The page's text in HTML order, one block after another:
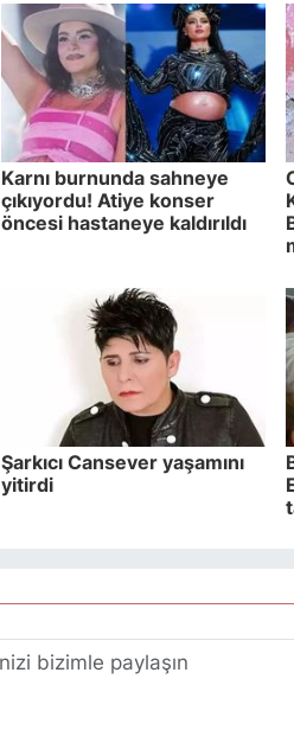
Karnı burnunda sahneye
çıkıyordu! Atiye konser
öncesi hastaneye kaldırıldı
Şarkıcı Cansever yaşamını
yitirdi